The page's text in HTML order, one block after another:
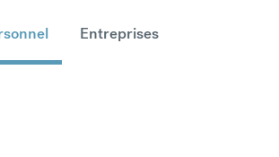
Entreprises